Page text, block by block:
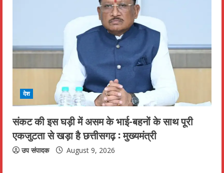
देश
संकट की इस घड़ी में असम के भाई-बहनों के साथ पूरी
एकजुटता से खड़ा है छत्तीसगढ़ : मुख्यमंत्री
उप संपादक August 9, 2026